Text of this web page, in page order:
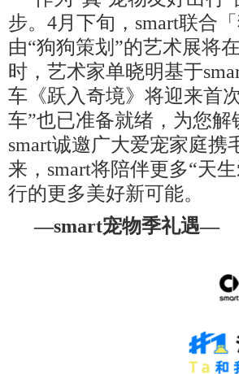
步。4月下旬，smart联合
由“狗狗策划”的艺术展将
时，艺术家单晓明基于
车《跃入奇境》将迎来首
车”也已准备就绪，为您
smart诚邀广大爱宠家庭
来，smart将陪伴更多“天
行的更多美好新可能。
—smart宠物季礼遇—